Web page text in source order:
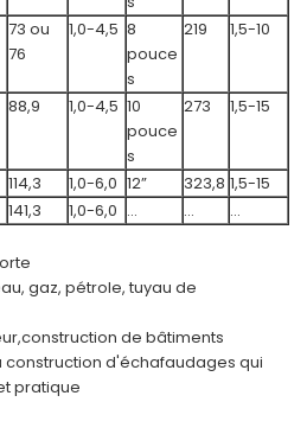
73 ou
76
1,0-4,5 8
pouce
s
219 1,5-10
88,9 1,0-4,5 10
pouce
s
273 1,5-15
114,3 1,0-6,0 12” 323,8 1,5-15
141,3 1,0-6,0 ... ...
...
gaz, pétrole, tuyau de
construction de bâtiments
construction d'échafaudages qui
pratique